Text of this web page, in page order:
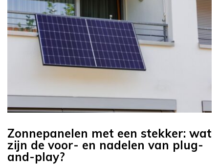
Zonnepanelen met een stekker: wat
zijn de voor- en nadelen van plug-
and-play?